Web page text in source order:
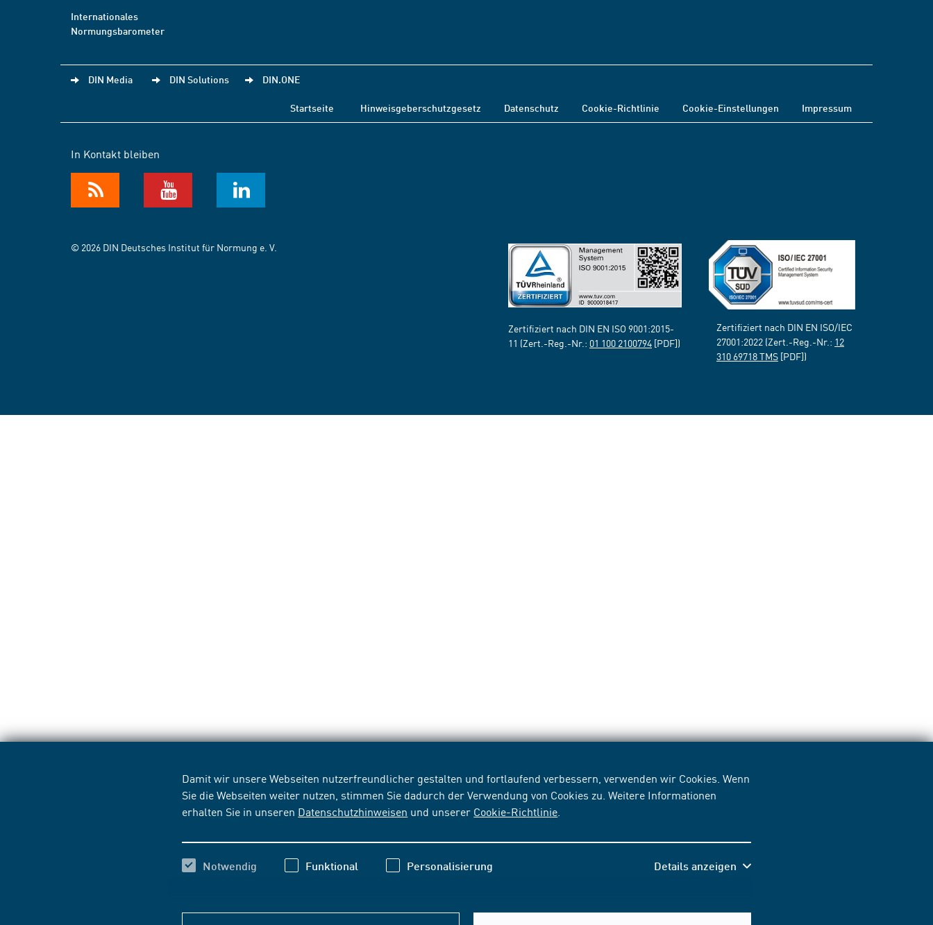
Damit wir unsere Webseiten nutzerfreundlicher gestalten und fortlaufend verbessern, verwenden wir Cookies. Wenn
Sie die Webseiten weiter nutzen, stimmen Sie dadurch der Verwendung von Cookies zu. Weitere Informationen
erhalten Sie in unseren Datenschutzhinweisen und unserer Cookie-Richtlinie
Notwendig Funktional Personalisierung Details anzeigen
Internationales
Normungsbarometer
DIN Media DIN Solutions DIN.ONE
Startseite Hinweisgeberschutzgesetz Datenschutz Cookie-Richtlinie Cookie-Einstellungen Impressum
In Kontakt bleiben
© 2026 DIN Deutsches Institut für Normung e. V.
Zertifiziert nach DIN EN ISO 9001:2015-
11 (Zert.-Reg.-Nr.: 01 100 2100794 [PDF])
Zertifiziert nach DIN EN ISO/IEC
27001:2022 (Zert.-Reg.-Nr.: 12
310 69718 TMS [PDF])